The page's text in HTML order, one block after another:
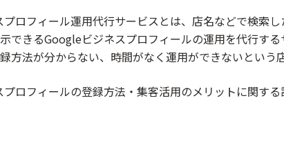
ビエナセレクション
コウチヤ
ートオフィス
ロフィール運用代行サービスとは、店名などで検索
できるGoogleビジネスプロフィールの運用を代行す
方法が分からない、時間がなく運用ができないという
ロフィールの登録方法・集客活用のメリットに関す